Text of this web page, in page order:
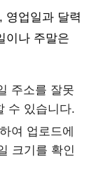
영업일과 달력
이나 주말은
주소를 잘못
수 있습니다.
여 업로드에
크기를 확인